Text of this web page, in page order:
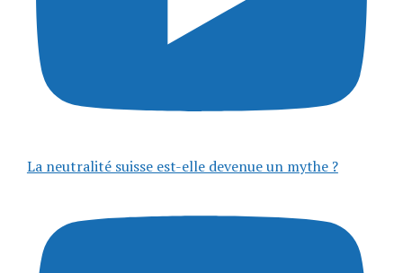
La neutralité suisse est-elle devenue un mythe ?